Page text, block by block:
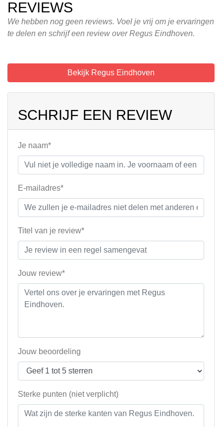
REVIEWS
We hebben nog geen reviews. Voel je vrij om je ervaringen
te delen en schrijf een review over Regus Eindhoven.
Bekijk Regus Eindhoven
SCHRIJF EEN REVIEW
Je naam*
E-mailadres*
Titel van je review*
Jouw review*
Jouw beoordeling
Sterke punten (niet verplicht)